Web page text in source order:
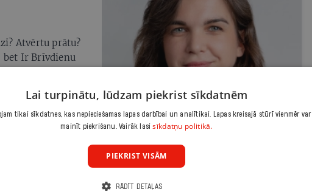
Atvērtu prātu?
bet Ir Brīvdienu
dodas ceļā. Nav
lai izdotos
laimīgajiem pa
Baiba Prindule-
ļoti patīk pirkt
Lai turpinātu, lūdzam piekrist sīkdatnēm
tikai sīkdatnes, kas nepieciešamas lapas darbībai un analītikai. Lapas kreisajā stūrī vienmēr var
mainīt piekrišanu. Vairāk lasisīkdatņu politikā.
PIEKRIST VISĀM
RĀDĪT DETAĻAS